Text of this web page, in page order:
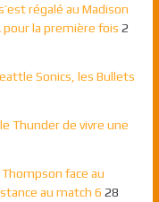
régalé au Madison
pour la première fois 2
Sonics, les Bullets
Thunder de vivre une
face au
au match 6 28